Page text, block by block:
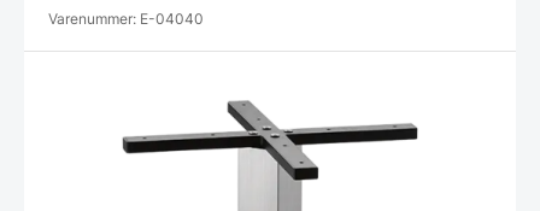
Varenummer: E-04040